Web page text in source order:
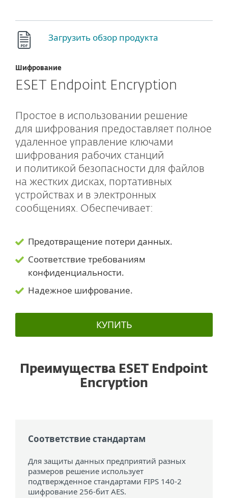
Загрузить обзор продукта
Шифрование
ESET Endpoint Encryption
Простое в использовании решение
для шифрования предоставляет полное
удаленное управление ключами
шифрования рабочих станций
и политикой безопасности для файлов
на жестких дисках, портативных
устройствах и в электронных
сообщениях. Обеспечивает:
Предотвращение потери данных.
Соответствие требованиям
конфиденциальности.
Надежное шифрование.
КУПИТЬ
Преимущества ESET Endpoint
Encryption
Соответствие стандартам
Для защиты данных предприятий разных
размеров решение использует
подтвержденное стандартами FIPS 140-2
шифрование 256-бит AES.